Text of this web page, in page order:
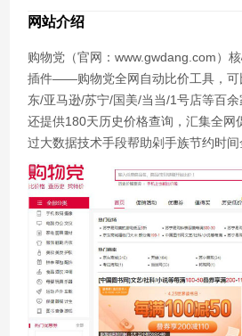
网站介绍
购物党（官网：www.gwdang.com）
插件——购物党全网自动比价工具，可
东/亚马逊/苏宁/国美/当当/1号店等百
还提供180天历史价格查询，汇集全网
过大数据技术手段帮助剁手族节约时间